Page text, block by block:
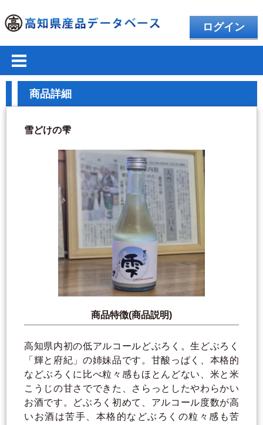
ログイン
商品詳細
雪どけの雫
商品特徴(商品説明)
高知県内初の低アルコールどぶろく。生どぶろく
「輝と府紀」の姉妹品です。甘酸っぱく、本格的
などぶろくに比べ粒々感もほとんどない、米と米
こうじの甘さでできた、さらっとしたやわらかい
お酒です。どぶろく初めて、アルコール度数が高
いお酒は苦手、本格的などぶろくの粒々感も苦